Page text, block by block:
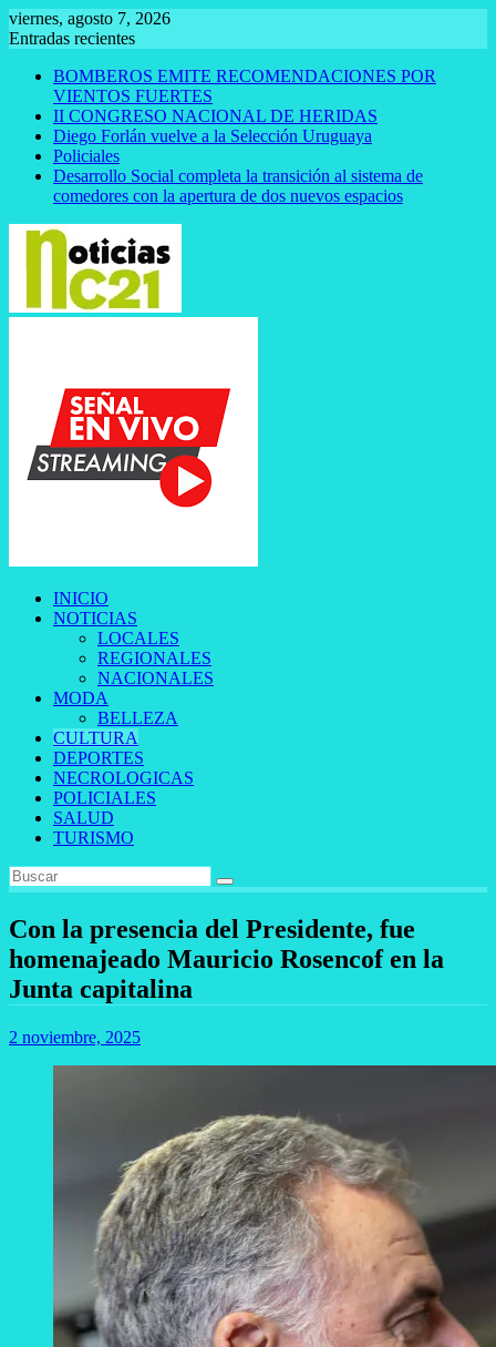
Saltar
al
viernes, agosto 7, 2026
Entradas recientes
BOMBEROS EMITE RECOMENDACIONES POR
VIENTOS FUERTES
II CONGRESO NACIONAL DE HERIDAS
Diego Forlán vuelve a la Selección Uruguaya
Policiales
Desarrollo Social completa la transición al sistema de
comedores con la apertura de dos nuevos espacios
INICIO
NOTICIAS
LOCALES
REGIONALES
NACIONALES
MODA
BELLEZA
CULTURA
DEPORTES
NECROLOGICAS
POLICIALES
SALUD
TURISMO
Con la presencia del Presidente, fue
homenajeado Mauricio Rosencof en la
Junta capitalina
2 noviembre, 2025